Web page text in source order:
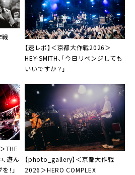
戦
【速レポ】＜京都大作戦2026＞
HEY-SMITH、「今日リベンジしても
いいですか？」
THE
遊ん
！」
【photo_gallery】＜京都大作戦
2026＞HERO COMPLEX